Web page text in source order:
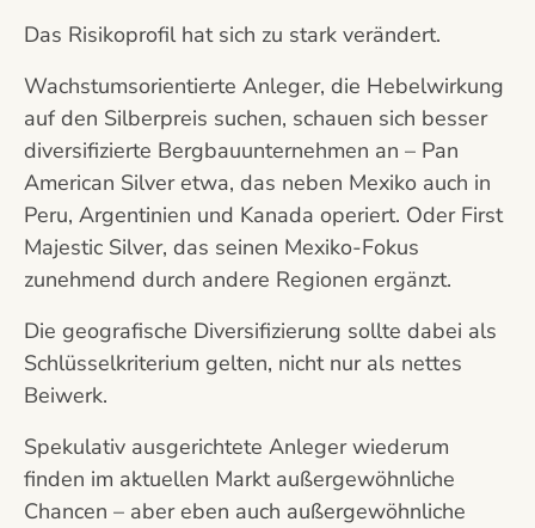
Das Risikoprofil hat sich zu stark verändert.
Wachstumsorientierte Anleger, die Hebelwirkung
auf den Silberpreis suchen, schauen sich besser
diversifizierte Bergbauunternehmen an – Pan
American Silver etwa, das neben Mexiko auch in
Peru, Argentinien und Kanada operiert. Oder First
Majestic Silver, das seinen Mexiko-Fokus
zunehmend durch andere Regionen ergänzt.
Die geografische Diversifizierung sollte dabei als
Schlüsselkriterium gelten, nicht nur als nettes
Beiwerk.
Spekulativ ausgerichtete Anleger wiederum
finden im aktuellen Markt außergewöhnliche
Chancen – aber eben auch außergewöhnliche